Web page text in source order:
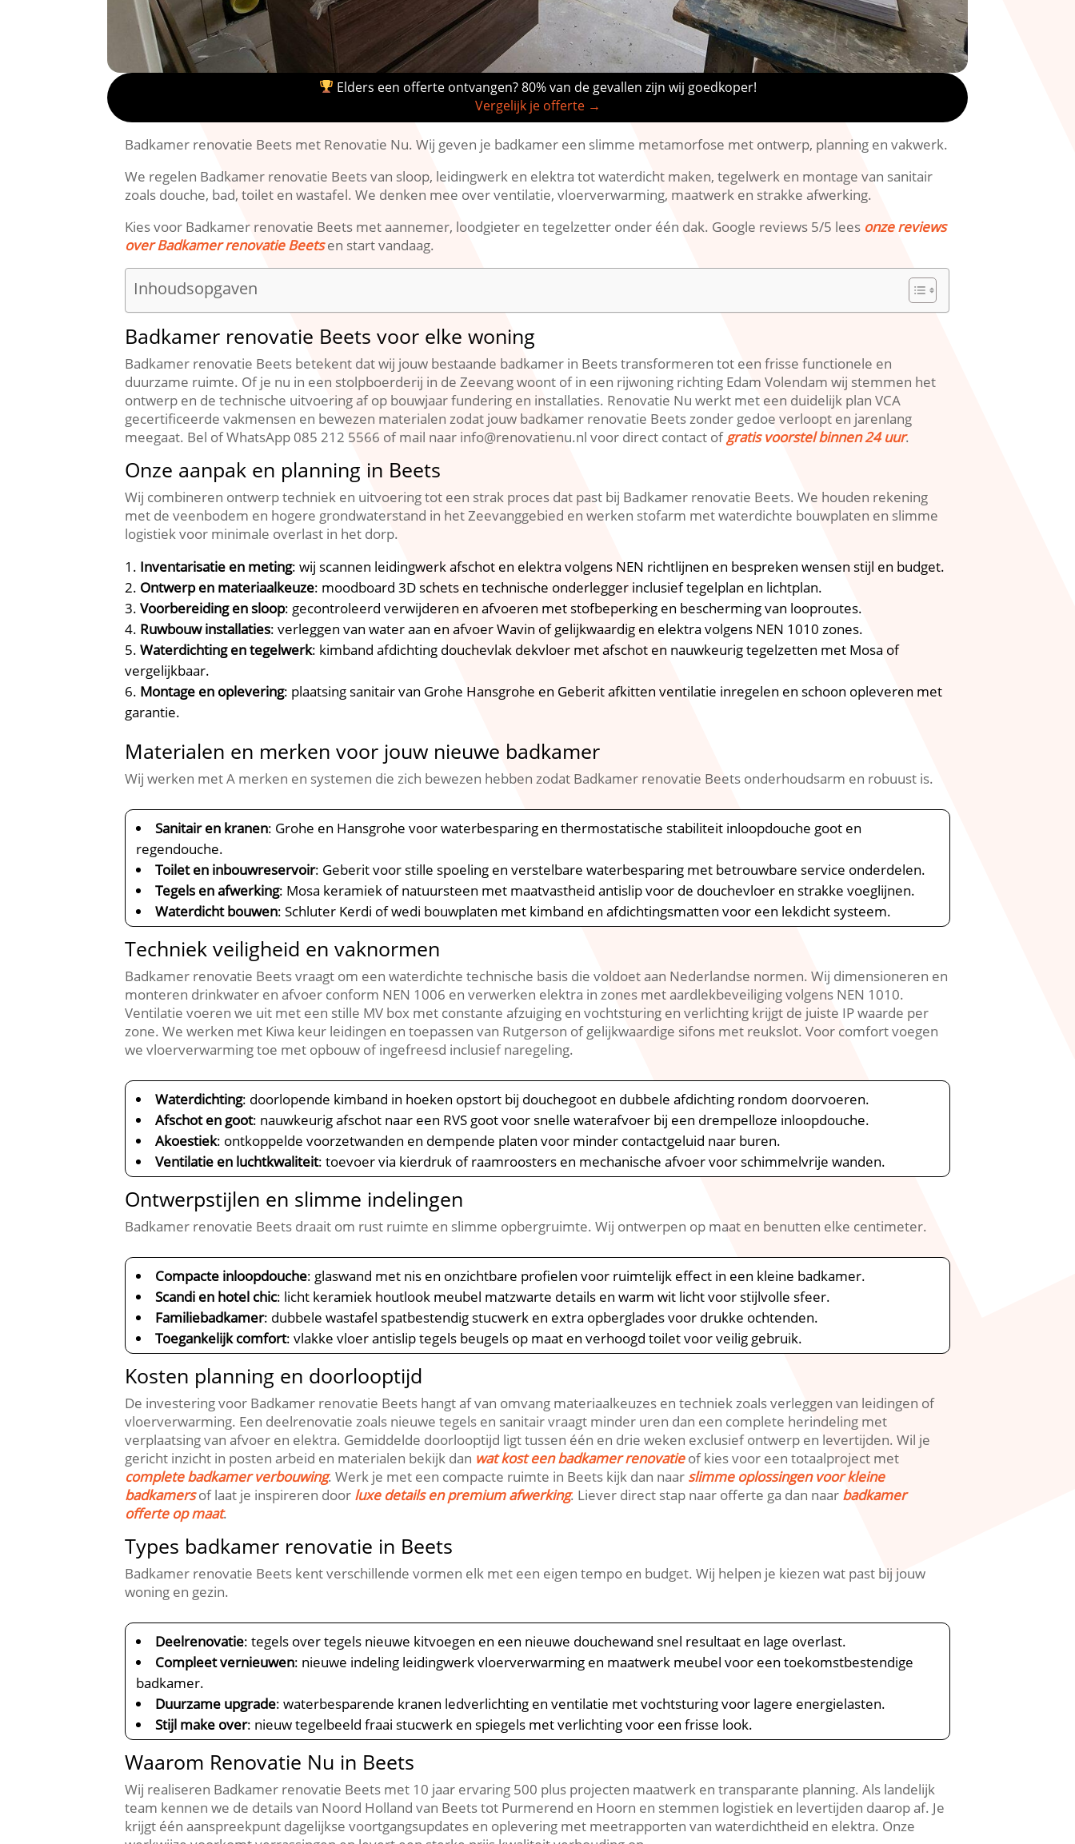
Elders een offerte ontvangen? 80% van de gevallen zijn wij goedkoper!
Vergelijk je offerte →
Badkamer renovatie Beets met Renovatie Nu.​ Wij geven je badkamer een slimme metamorfose met ontwerp, planning en vakwerk.​
We regelen Badkamer renovatie Beets van sloop, leidingwerk en elektra tot waterdicht maken, tegelwerk en montage van sanitair
zoals douche, bad, toilet en wastafel.​ We denken mee over ventilatie, vloerverwarming, maatwerk en strakke afwerking.​
Kies voor Badkamer renovatie Beets met aannemer, loodgieter en tegelzetter onder één dak.​ Google reviews 5/5 lees onze reviews
over Badkamer renovatie Beetsen start vandaag.​
Inhoudsopgaven
Badkamer renovatie Beets voor elke woning
Badkamer renovatie Beets betekent dat wij jouw bestaande badkamer in Beets transformeren tot een frisse functionele en
duurzame ruimte.​ Of je nu in een stolpboerderij in de Zeevang woont of in een rijwoning richting Edam Volendam wij stemmen het
ontwerp en de technische uitvoering af op bouwjaar fundering en installaties.​ Renovatie Nu werkt met een duidelijk plan VCA
gecertificeerde vakmensen en bewezen materialen zodat jouw badkamer renovatie Beets zonder gedoe verloopt en jarenlang
meegaat.​ Bel of WhatsApp 085 212 5566 of mail naar info@renovatienu.​nl voor direct contact ofgratis voorstel binnen 24 uur.​
Onze aanpak en planning in Beets
Wij combineren ontwerp techniek en uitvoering tot een strak proces dat past bij Badkamer renovatie Beets.​ We houden rekening
met de veenbodem en hogere grondwaterstand in het Zeevanggebied en werken stofarm met waterdichte bouwplaten en slimme
logistiek voor minimale overlast in het dorp.​
Inventarisatie en meting: wij scannen leidingwerk afschot en elektra volgens NEN richtlijnen en bespreken wensen stijl en budget.​
Ontwerp en materiaalkeuze: moodboard 3D schets en technische onderlegger inclusief tegelplan en lichtplan.​
Voorbereiding en sloop: gecontroleerd verwijderen en afvoeren met stofbeperking en bescherming van looproutes.​
Ruwbouw installaties: verleggen van water aan en afvoer Wavin of gelijkwaardig en elektra volgens NEN 1010 zones.​
Waterdichting en tegelwerk: kimband afdichting douchevlak dekvloer met afschot en nauwkeurig tegelzetten met Mosa of
vergelijkbaar.​
Montage en oplevering: plaatsing sanitair van Grohe Hansgrohe en Geberit afkitten ventilatie inregelen en schoon opleveren met
garantie.​
Materialen en merken voor jouw nieuwe badkamer
Wij werken met A merken en systemen die zich bewezen hebben zodat Badkamer renovatie Beets onderhoudsarm en robuust is.​
Sanitair en kranen: Grohe en Hansgrohe voor waterbesparing en thermostatische stabiliteit inloopdouche goot en
regendouche.​
Toilet en inbouwreservoir: Geberit voor stille spoeling en verstelbare waterbesparing met betrouwbare service onderdelen.​
Tegels en afwerking: Mosa keramiek of natuursteen met maatvastheid antislip voor de douchevloer en strakke voeglijnen.​
Waterdicht bouwen: Schluter Kerdi of wedi bouwplaten met kimband en afdichtingsmatten voor een lekdicht systeem.​
Techniek veiligheid en vaknormen
Badkamer renovatie Beets vraagt om een waterdichte technische basis die voldoet aan Nederlandse normen.​ Wij dimensioneren en
monteren drinkwater en afvoer conform NEN 1006 en verwerken elektra in zones met aardlekbeveiliging volgens NEN 1010.​
Ventilatie voeren we uit met een stille MV box met constante afzuiging en vochtsturing en verlichting krijgt de juiste IP waarde per
zone.​ We werken met Kiwa keur leidingen en toepassen van Rutgerson of gelijkwaardige sifons met reukslot.​ Voor comfort voegen
we vloerverwarming toe met opbouw of ingefreesd inclusief naregeling.​
Waterdichting: doorlopende kimband in hoeken opstort bij douchegoot en dubbele afdichting rondom doorvoeren.​
Afschot en goot: nauwkeurig afschot naar een RVS goot voor snelle waterafvoer bij een drempelloze inloopdouche.​
Akoestiek: ontkoppelde voorzetwanden en dempende platen voor minder contactgeluid naar buren.​
Ventilatie en luchtkwaliteit: toevoer via kierdruk of raamroosters en mechanische afvoer voor schimmelvrije wanden.​
Ontwerpstijlen en slimme indelingen
Badkamer renovatie Beets draait om rust ruimte en slimme opbergruimte.​ Wij ontwerpen op maat en benutten elke centimeter.​
Compacte inloopdouche: glaswand met nis en onzichtbare profielen voor ruimtelijk effect in een kleine badkamer.​
Scandi en hotel chic: licht keramiek houtlook meubel matzwarte details en warm wit licht voor stijlvolle sfeer.​
Familiebadkamer: dubbele wastafel spatbestendig stucwerk en extra opberglades voor drukke ochtenden.​
Toegankelijk comfort: vlakke vloer antislip tegels beugels op maat en verhoogd toilet voor veilig gebruik.​
Kosten planning en doorlooptijd
De investering voor Badkamer renovatie Beets hangt af van omvang materiaalkeuzes en techniek zoals verleggen van leidingen of
vloerverwarming.​ Een deelrenovatie zoals nieuwe tegels en sanitair vraagt minder uren dan een complete herindeling met
verplaatsing van afvoer en elektra.​ Gemiddelde doorlooptijd ligt tussen één en drie weken exclusief ontwerp en levertijden.​ Wil je
gericht inzicht in posten arbeid en materialen bekijk dan wat kost een badkamer renovatieof kies voor een totaalproject met
complete badkamer verbouwing.​ Werk je met een compacte ruimte in Beets kijk dan naar slimme oplossingen voor kleine
badkamersof laat je inspireren door luxe details en premium afwerking.​ Liever direct stap naar offerte ga dan naar badkamer
offerte op maat.​
Types badkamer renovatie in Beets
Badkamer renovatie Beets kent verschillende vormen elk met een eigen tempo en budget.​ Wij helpen je kiezen wat past bij jouw
woning en gezin.​
Deelrenovatie: tegels over tegels nieuwe kitvoegen en een nieuwe douchewand snel resultaat en lage overlast.​
Compleet vernieuwen: nieuwe indeling leidingwerk vloerverwarming en maatwerk meubel voor een toekomstbestendige
badkamer.​
Duurzame upgrade: waterbesparende kranen ledverlichting en ventilatie met vochtsturing voor lagere energielasten.​
Stijl make over: nieuw tegelbeeld fraai stucwerk en spiegels met verlichting voor een frisse look.​
Waarom Renovatie Nu in Beets
Wij realiseren Badkamer renovatie Beets met 10 jaar ervaring 500 plus projecten maatwerk en transparante planning.​ Als landelijk
team kennen we de details van Noord Holland van Beets tot Purmerend en Hoorn en stemmen logistiek en levertijden daarop af.​ Je
krijgt één aanspreekpunt dagelijkse voortgangsupdates en oplevering met meetrapporten van waterdichtheid en elektra.​ Onze